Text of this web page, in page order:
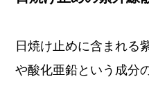
日焼け止めに含まれる
や酸化亜鉛という成分